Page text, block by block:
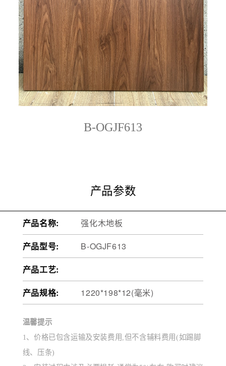
B-OGJF613
产品参数
产品名称:
强化木地板
产品型号:
B-OGJF613
产品工艺:
产品规格:
1220*198*12(毫米)
温馨提示
1、价格已包含运输及安装费用,但不含辅料费用(如踢脚
线、压条)